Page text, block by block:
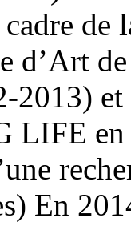
de
d’Art
2013)
LIFE
En